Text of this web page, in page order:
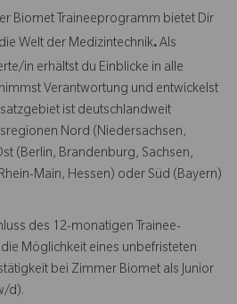
Biomet Traineeprogramm bietet Dir
Welt der Medizintechnik.Als
in erhältst du Einblicke in alle
Verantwortung und entwickelst
ist deutschlandweit
Nord (Niedersachsen,
(Berlin, Brandenburg, Sachsen,
Main, Hessen) oder Süd (Bayern)
des 12-monatigen Trainee-
Möglichkeit eines unbefristeten
bei Zimmer Biomet als Junior
d).